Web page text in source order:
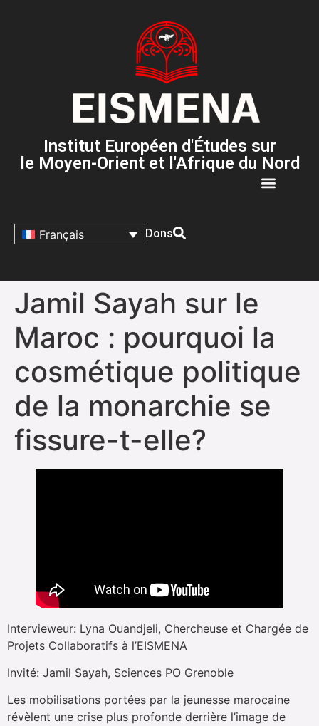
Institut Européen d'Études sur
le Moyen-Orient et l'Afrique du Nord
Français Dons
Jamil Sayah sur le
Maroc : pourquoi la
cosmétique politique
de la monarchie se
fissure-t-elle?
Intervieweur: Lyna Ouandjeli, Chercheuse et Chargée de
Projets Collaboratifs à l’EISMENA
Invité: Jamil Sayah, Sciences PO Grenoble
Les mobilisations portées par la jeunesse marocaine
révèlent une crise plus profonde derrière l’image de